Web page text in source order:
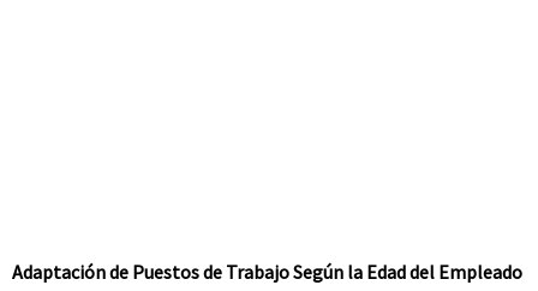
Adaptación de Puestos de Trabajo Según la Edad del Empleado